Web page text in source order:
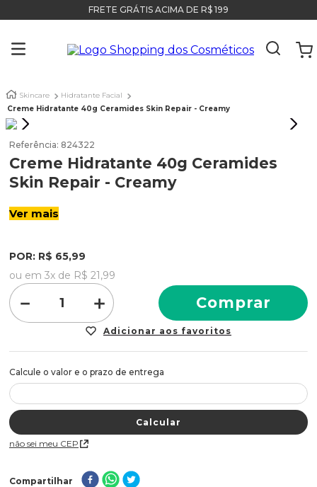
FRETE GRÁTIS ACIMA DE R$ 199
Skincare
Hidratante Facial
Creme Hidratante 40g Ceramides Skin Repair - Creamy
Referência: 824322
Creme Hidratante 40g Ceramides
Skin Repair - Creamy
Ver mais
POR: R$ 65,99
ou em 3x de R$ 21,99
＋
－ Comprar
Não sei meu CEP
Compartilhar